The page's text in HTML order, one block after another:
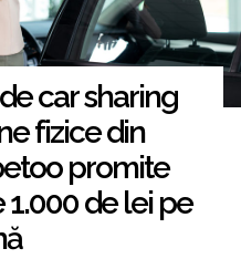
car sharing
fizice din
promite
de lei pe